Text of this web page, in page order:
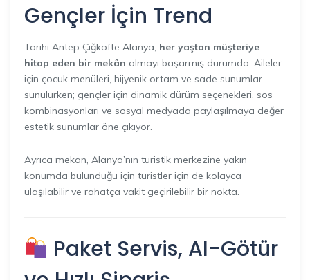
Gençler İçin Trend
Tarihi Antep Çiğköfte Alanya, her yaştan müşteriye
hitap eden bir mekân olmayı başarmış durumda. Aileler
için çocuk menüleri, hijyenik ortam ve sade sunumlar
sunulurken; gençler için dinamik dürüm seçenekleri, sos
kombinasyonları ve sosyal medyada paylaşılmaya değer
estetik sunumlar öne çıkıyor.
Ayrıca mekan, Alanya’nın turistik merkezine yakın
konumda bulunduğu için turistler için de kolayca
ulaşılabilir ve rahatça vakit geçirilebilir bir nokta.
Paket Servis, Al-Götür